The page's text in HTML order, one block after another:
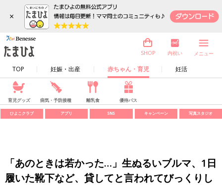
×
TOP 妊娠・出産 赤ちゃん・育児 妊活
SHOP 内祝い メニュー
育児グッズ 病気・予防接種 離乳食 優待パス
ひよこクラブ アプリ SNS キャンペーン 写真スタジオ
「あのときは若かった…」生ぬるいブルマ、1日
履いた靴下など、貸してと言われてびっくりし